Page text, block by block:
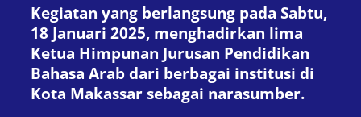
Kegiatan yang berlangsung pada Sabtu,
18 Januari 2025, menghadirkan lima
Ketua Himpunan Jurusan Pendidikan
Bahasa Arab dari berbagai institusi di
Kota Makassar sebagai narasumber.